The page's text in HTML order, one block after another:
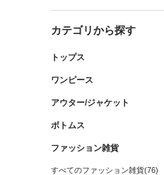
カテゴリから探す
トップス
ワンピース
アウター/ジャケット
ボトムス
ファッション雑貨
すべてのファッション雑貨(76)